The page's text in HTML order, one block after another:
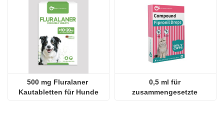
500 mg Fluralaner
Kautabletten für Hunde
0,5 ml für
zusammengesetzte